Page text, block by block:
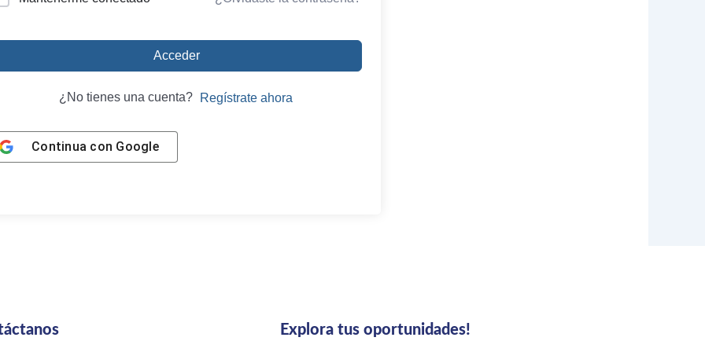
Acceder
¿No tienes una cuenta? Regístrate ahora
Continua con Google
Explora tus oportunidades!